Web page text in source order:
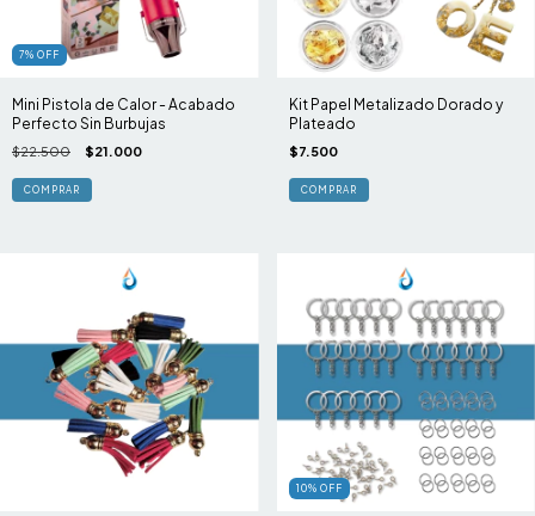
7% OFF
Mini Pistola de Calor - Acabado
Perfecto Sin Burbujas
$22.500 $21.000
Kit Papel Metalizado Dorado y
Plateado
$7.500
10% OFF